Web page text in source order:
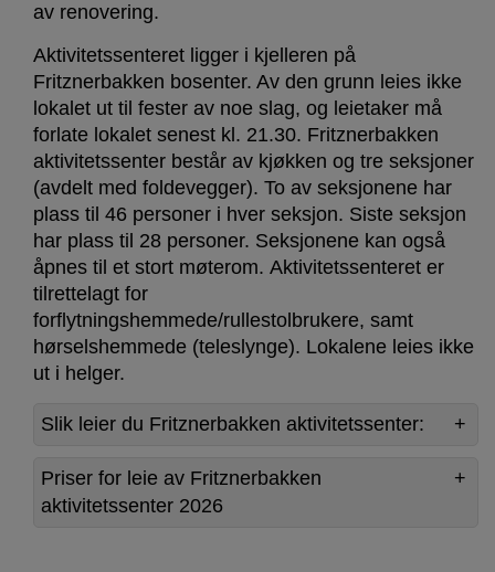
av renovering.
Aktivitetssenteret ligger i kjelleren på
Fritznerbakken bosenter. Av den grunn leies ikke
lokalet ut til fester av noe slag, og leietaker må
forlate lokalet senest kl. 21.30. Fritznerbakken
aktivitetssenter består av kjøkken og tre seksjoner
(avdelt med foldevegger). To av seksjonene har
plass til 46 personer i hver seksjon. Siste seksjon
har plass til 28 personer. Seksjonene kan også
åpnes til et stort møterom. Aktivitetssenteret er
tilrettelagt for
forflytningshemmede/rullestolbrukere, samt
hørselshemmede (teleslynge). Lokalene leies ikke
ut i helger.
Slik leier du Fritznerbakken aktivitetssenter:
Priser for leie av Fritznerbakken
aktivitetssenter 2026